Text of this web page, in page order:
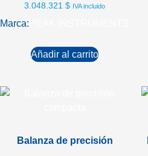
3.048.321 $ IVA incluido
Marca:
Añadir al carrito
Balanza de precisión